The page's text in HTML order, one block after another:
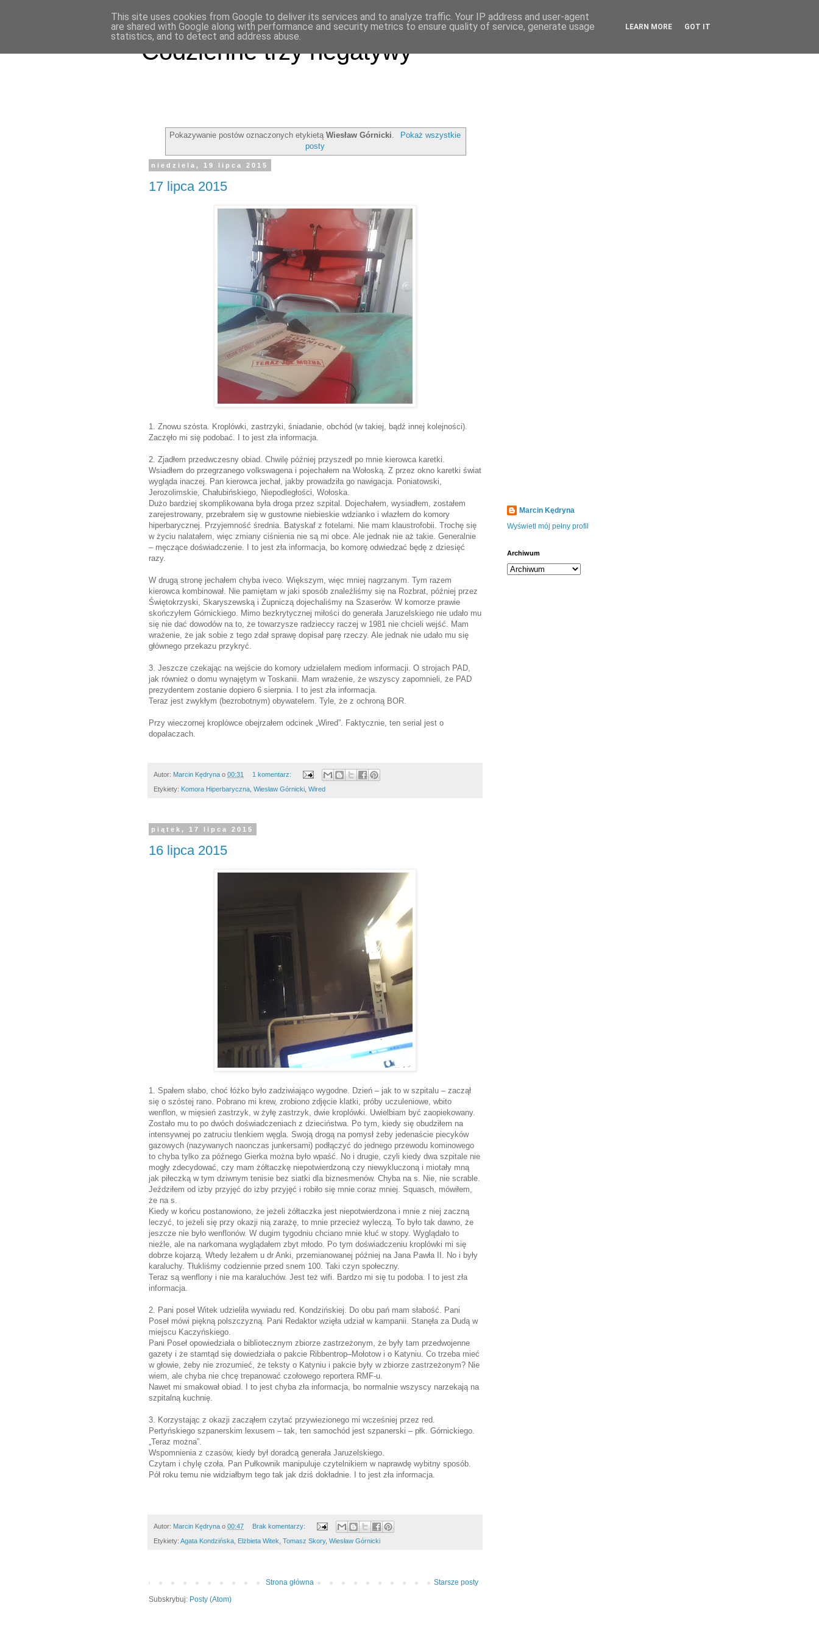
Codzienne trzy negatywy
Pokazywanie postów oznaczonych etykietąWiesław Górnicki
Pokaż wszystkie
posty
niedziela, 19 lipca 2015
17 lipca 2015
1. Znowu szósta. Kroplówki, zastrzyki, śniadanie, obchód (w takiej, bądź innej kolejności).
Zaczęło mi się podobać. I to jest zła informacja.
2. Zjadłem przedwczesny obiad. Chwilę później przyszedł po mnie kierowca karetki.
Wsiadłem do przegrzanego volkswagena i pojechałem na Wołoską. Z przez okno karetki świat
wygląda inaczej. Pan kierowca jechał, jakby prowadziła go nawigacja. Poniatowski,
Jerozolimskie, Chałubińskiego, Niepodległości, Wołoska.
Dużo bardziej skomplikowana była droga przez szpital. Dojechałem, wysiadłem, zostałem
zarejestrowany, przebrałem się w gustowne niebieskie wdzianko i wlazłem do komory
hiperbarycznej. Przyjemność średnia. Batyskaf z fotelami. Nie mam klaustrofobii. Trochę się
w życiu nalatałem, więc zmiany ciśnienia nie są mi obce. Ale jednak nie aż takie. Generalnie
– męczące doświadczenie. I to jest zła informacja, bo komorę odwiedzać będę z dziesięć
razy.
W drugą stronę jechałem chyba iveco. Większym, więc mniej nagrzanym. Tym razem
kierowca kombinował. Nie pamiętam w jaki sposób znaleźliśmy się na Rozbrat, później przez
Świętokrzyski, Skaryszewską i Żupniczą dojechaliśmy na Szaserów. W komorze prawie
skończyłem Górnickiego. Mimo bezkrytycznej miłości do generała Jaruzelskiego nie udało mu
się nie dać dowodów na to, że towarzysze radzieccy raczej w 1981 nie chcieli wejść. Mam
wrażenie, że jak sobie z tego zdał sprawę dopisał parę rzeczy. Ale jednak nie udało mu się
głównego przekazu przykryć.
3. Jeszcze czekając na wejście do komory udzielałem mediom informacji. O strojach PAD,
jak również o domu wynajętym w Toskanii. Mam wrażenie, że wszyscy zapomnieli, że PAD
prezydentem zostanie dopiero 6 sierpnia. I to jest zła informacja.
Teraz jest zwykłym (bezrobotnym) obywatelem. Tyle, że z ochroną BOR.
Przy wieczornej kroplówce obejrzałem odcinek „Wired”. Faktycznie, ten serial jest o
dopalaczach.
Autor: Marcin Kędryna o 00:31 1 komentarz:
Etykiety: Komora Hiperbaryczna Wiesław Górnicki Wired
piątek, 17 lipca 2015
16 lipca 2015
1. Spałem słabo, choć łóżko było zadziwiająco wygodne. Dzień – jak to w szpitalu – zaczął
się o szóstej rano. Pobrano mi krew, zrobiono zdjęcie klatki, próby uczuleniowe, wbito
wenflon, w mięsień zastrzyk, w żyłę zastrzyk, dwie kroplówki. Uwielbiam być zaopiekowany.
Zostało mu to po dwóch doświadczeniach z dzieciństwa. Po tym, kiedy się obudziłem na
intensywnej po zatruciu tlenkiem węgla. Swoją drogą na pomysł żeby jedenaście piecyków
gazowych (nazywanych naonczas junkersami) podłączyć do jednego przewodu kominowego
to chyba tylko za późnego Gierka można było wpaść. No i drugie, czyli kiedy dwa szpitale nie
mogły zdecydować, czy mam żółtaczkę niepotwierdzoną czy niewykluczoną i miotały mną
jak piłeczką w tym dziwnym tenisie bez siatki dla biznesmenów. Chyba na s. Nie, nie scrable.
Jeździłem od izby przyjęć do izby przyjęć i robiło się mnie coraz mniej. Squasch, mówiłem,
że na s.
Kiedy w końcu postanowiono, że jeżeli żółtaczka jest niepotwierdzona i mnie z niej zaczną
leczyć, to jeżeli się przy okazji nią zarażę, to mnie przecież wyleczą. To było tak dawno, że
jeszcze nie było wenflonów. W dugim tygodniu chciano mnie kłuć w stopy. Wyglądało to
nieźle, ale na narkomana wyglądałem zbyt młodo. Po tym doświadczeniu kroplówki mi się
dobrze kojarzą. Wtedy leżałem u dr Anki, przemianowanej później na Jana Pawła II. No i były
karaluchy. Tłukliśmy codziennie przed snem 100. Taki czyn społeczny.
Teraz są wenflony i nie ma karaluchów. Jest też wifi. Bardzo mi się tu podoba. I to jest zła
informacja.
2. Pani poseł Witek udzieliła wywiadu red. Kondzińskiej. Do obu pań mam słabość. Pani
Poseł mówi piękną polszczyzną. Pani Redaktor wzięła udział w kampanii. Stanęła za Dudą w
miejscu Kaczyńskiego.
Pani Poseł opowiedziała o bibliotecznym zbiorze zastrzeżonym, że były tam przedwojenne
gazety i że stamtąd się dowiedziała o pakcie Ribbentrop–Mołotow i o Katyniu. Co trzeba mieć
w głowie, żeby nie zrozumieć, że teksty o Katyniu i pakcie były w zbiorze zastrzeżonym? Nie
wiem, ale chyba nie chcę trepanować czołowego reportera RMF-u.
Nawet mi smakował obiad. I to jest chyba zła informacja, bo normalnie wszyscy narzekają na
szpitalną kuchnię.
3. Korzystając z okazji zacząłem czytać przywiezionego mi wcześniej przez red.
Pertyńskiego szpanerskim lexusem – tak, ten samochód jest szpanerski – płk. Górnickiego.
„Teraz można”.
Wspomnienia z czasów, kiedy był doradcą generała Jaruzelskiego.
Czytam i chylę czoła. Pan Pułkownik manipuluje czytelnikiem w naprawdę wybitny sposób.
Pół roku temu nie widziałbym tego tak jak dziś dokładnie. I to jest zła informacja.
Autor: Marcin Kędryna o 00:47 Brak komentarzy:
Etykiety: Agata Kondzińska Elżbieta Witek Tomasz Skory, Wiesław Górnicki
Starsze posty
Strona główna
Subskrybuj: Posty (Atom)
Marcin Kędryna
Wyświetl mój pełny profil
Archiwum
This site uses cookies from Google to deliver its services and to analyze traffic. Your IP address and user-agent
are shared with Google along with performance and security metrics to ensure quality of service, generate usage
statistics, and to detect and address abuse.
LEARN MORE GOT IT